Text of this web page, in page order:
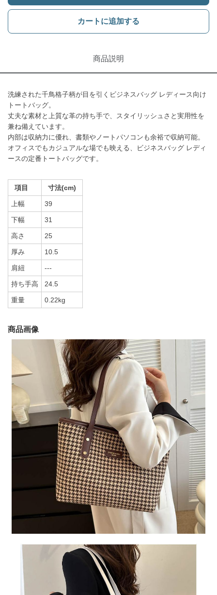
カートに追加する
商品説明
洗練された千鳥格子柄が目を引くビジネスバッグ レディース向け
トートバッグ。
丈夫な素材と上質な革の持ち手で、スタイリッシュさと実用性を
兼ね備えています。
内部は収納力に優れ、書類やノートパソコンも余裕で収納可能。
オフィスでもカジュアルな場でも映える、ビジネスバッグ レディ
ースの定番トートバッグです。
項目 寸法(cm)
上幅 39
下幅 31
高さ 25
厚み 10.5
肩紐 ---
持ち手高 24.5
重量 0.22kg
商品画像